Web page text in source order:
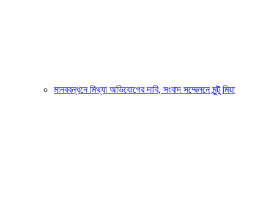
মানববন্ধনে মিথ্যা অভিযোগের দাবি, সংবাদ সম্মেলনে মুন্টু মিয়া